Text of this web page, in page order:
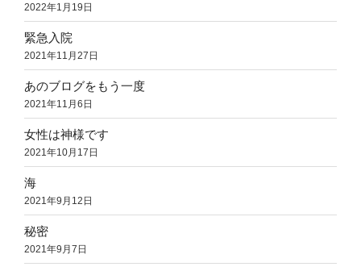
2022年1月19日
緊急入院
2021年11月27日
あのブログをもう一度
2021年11月6日
女性は神様です
2021年10月17日
海
2021年9月12日
秘密
2021年9月7日